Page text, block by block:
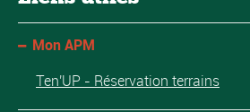
Mon APM
Ten'UP - Réservation terrains